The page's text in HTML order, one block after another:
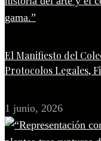
El Manifiesto del
Protocolos Legales,
1 junio, 2026